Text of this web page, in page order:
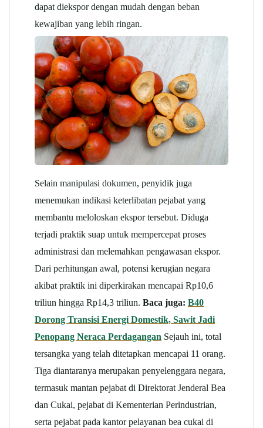
dapat diekspor dengan mudah dengan beban
kewajiban yang lebih ringan.
Selain manipulasi dokumen, penyidik juga
menemukan indikasi keterlibatan pejabat yang
membantu meloloskan ekspor tersebut. Diduga
terjadi praktik suap untuk mempercepat proses
administrasi dan melemahkan pengawasan ekspor.
Dari perhitungan awal, potensi kerugian negara
akibat praktik ini diperkirakan mencapai Rp10,6
triliun hingga Rp14,3 triliun. Baca juga: B40
Dorong Transisi Energi Domestik, Sawit Jadi
Penopang Neraca Perdagangan Sejauh ini, total
tersangka yang telah ditetapkan mencapai 11 orang.
Tiga diantaranya merupakan penyelenggara negara,
termasuk mantan pejabat di Direktorat Jenderal Bea
dan Cukai, pejabat di Kementerian Perindustrian,
serta pejabat pada kantor pelayanan bea cukai di